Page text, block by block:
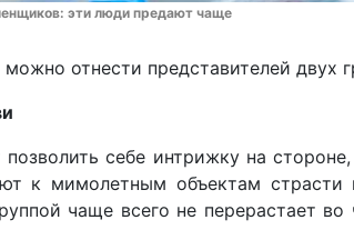
эти люди предают чаще
отнести представителей двух
себе интрижку на
к мимолетным объектам страсти
чаще всего не перерастает во